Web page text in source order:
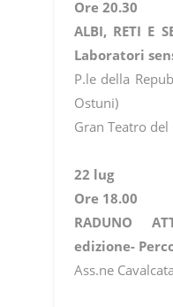
Ore 20.30
ALBI, RETI E
Laboratori
P.le della
Ostuni)
Gran Teatro del
22 lug
Ore 18.00
RADUNO
edizione-
Ass.ne